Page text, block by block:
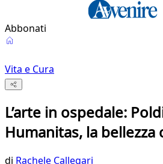
Abbonati
Vita e Cura
L’arte in ospedale:
Humanitas, la bellezza
di Rachele Callegari